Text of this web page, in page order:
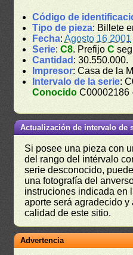
Código de
Tipo de pieza: Billete
Fecha:Agosto 16 2001
Serie:C8. PrefijoC
Cantidad : 30.550.000.
Impresor: Casa de la
Intervalo de la serie:
Conocido C00002186
Actualización de intervalo de
Si posee una pieza con
del rango del intérvalo
serie desconocido,
una fotografía del
instruciones indicada en
aporte será agradecido y
calidad de este sitio.
Advertencia